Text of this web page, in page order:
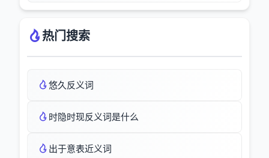
热门搜索
悠久反义词
时隐时现反义词是什么
出于意表近义词